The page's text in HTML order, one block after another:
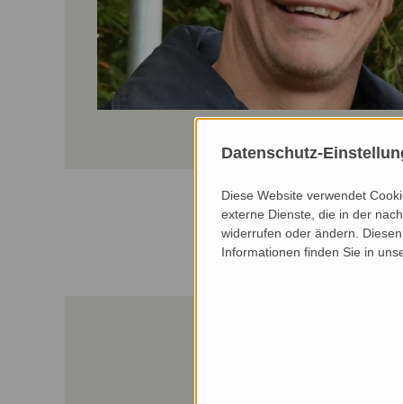
Datenschutz-
Diese Website verwendet
externe Dienste, die in der
widerrufen oder ändern.
Informationen finden Sie in